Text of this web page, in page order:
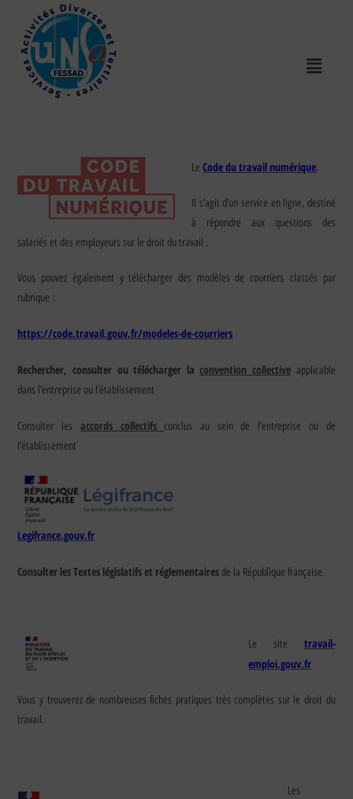
LeCode du travail numérique.
Il s’agit d’un service en ligne, destiné
à répondre aux questions des
salariés et des employeurs sur le droit du travail .
Vous pouvez également y télécharger des modèles de courriers classés par
rubrique :
https://code.travail.gouv.fr/modeles-de-courriers
Rechercher, consulter ou télécharger la convention collective applicable
dans l’entreprise ou l’établissement
Consulter les accords collectifs conclus au sein de l’entreprise ou de
l’établissement
Legifrance.gouv.fr
Consulter les Textes législatifs et réglementaires de la République française.
Le site travail-
emploi.gouv.fr
Vous y trouverez de nombreuses fiches pratiques très complètes sur le droit du
travail.
Les